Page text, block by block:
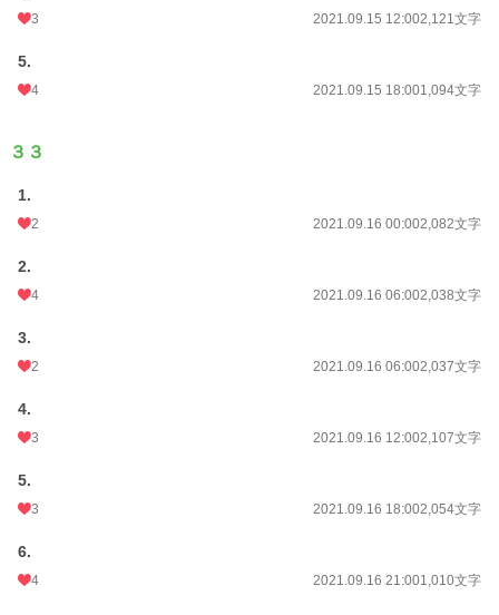
3 2021.09.15 12:002,121文字
5.
4 2021.09.15 18:001,094文字
３３
1.
2 2021.09.16 00:002,082文字
2.
4 2021.09.16 06:002,038文字
3.
2 2021.09.16 06:002,037文字
4.
3 2021.09.16 12:002,107文字
5.
3 2021.09.16 18:002,054文字
6.
4 2021.09.16 21:001,010文字